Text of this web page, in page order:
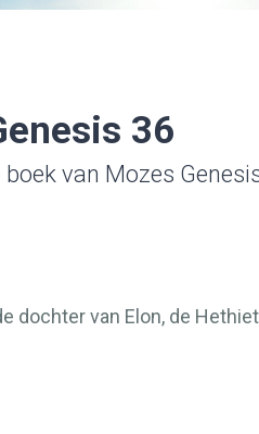
36
van Mozes
dochter van Elon, de